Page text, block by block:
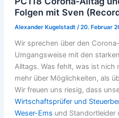
Folgen mit Sven
Alexander Kugelstadt /20. Februar
Wir sprechen über den
Umgangsweise mit den
Alltags. Was fehlt, was ist nich
mehr über Möglichkeiten, als
Wir freuen uns riesig, dass
Wirtschaftsprüfer und
Weser-Ems und Standortleider